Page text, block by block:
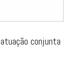
conjunta